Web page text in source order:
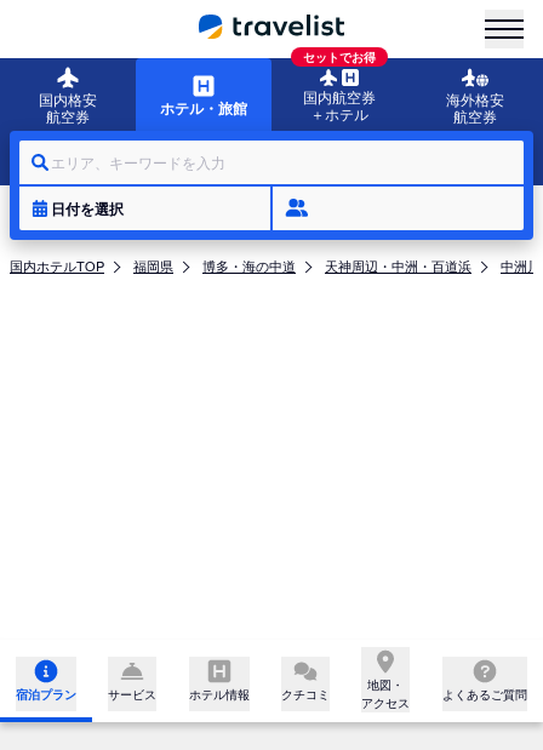
国内格安
航空券
ホテル・旅館
セットでお得
国内航空券
＋ホテル
海外格安
航空券
エリア、キーワードを入力
日付を選択
国内ホテルTOP 福岡県 博多・海の中道 天神周辺・中洲・百道浜 中洲
宿泊プラン サービス ホテル情報 クチコミ
地図・
アクセス
よくあるご質問